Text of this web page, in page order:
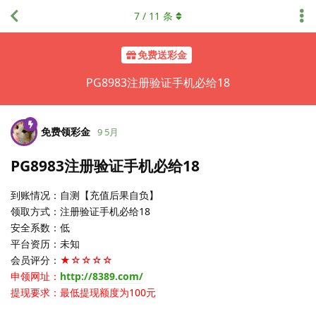
免费送彩金
PG8983注册验证手机必给18
7 / 11 条
免费领彩金 9 5月
PG8983注册验证手机必给18
到账情况：自测【充值后果自负】
领取方式：注册验证手机必给18
安全系数：低
平台资历：未知
会员评分： ★☆☆☆☆
申领网址： http://8389.com/
提现要求：最低提现额度为100元